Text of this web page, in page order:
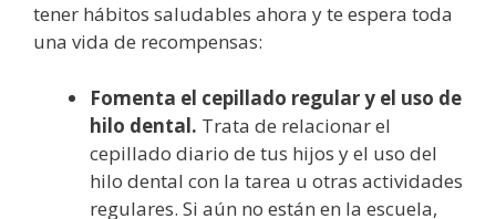
tener hábitos saludables ahora y te espera toda
una vida de recompensas:
Fomenta el cepillado regular y el uso de
hilo dental. Trata de relacionar el
cepillado diario de tus hijos y el uso del
hilo dental con la tarea u otras actividades
regulares. Si aún no están en la escuela,